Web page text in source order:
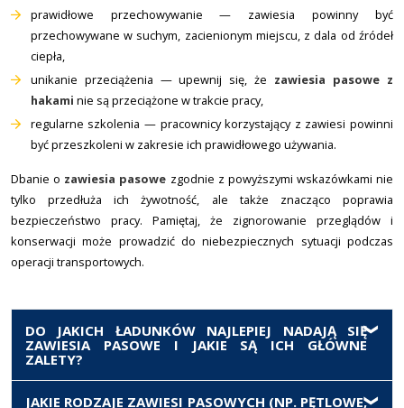
prawidłowe przechowywanie — zawiesia powinny być
przechowywane w suchym, zacienionym miejscu, z dala od źródeł
ciepła,
unikanie przeciążenia — upewnij się, że zawiesia pasowe z
hakami nie są przeciążone w trakcie pracy,
regularne szkolenia — pracownicy korzystający z zawiesi powinni
być przeszkoleni w zakresie ich prawidłowego używania.
Dbanie o zawiesia pasowe zgodnie z powyższymi wskazówkami nie
tylko przedłuża ich żywotność, ale także znacząco poprawia
bezpieczeństwo pracy. Pamiętaj, że zignorowanie przeglądów i
konserwacji może prowadzić do niebezpiecznych sytuacji podczas
operacji transportowych.
DO JAKICH ŁADUNKÓW NAJLEPIEJ NADAJĄ SIĘ
ZAWIESIA PASOWE I JAKIE SĄ ICH GŁÓWNE
ZALETY?
Zawiesia pasowe (poliestrowe) są idealne do
JAKIE RODZAJE ZAWIESI PASOWYCH (NP. PĘTLOWE,